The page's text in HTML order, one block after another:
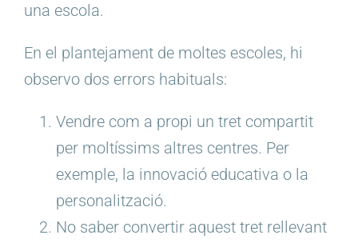
una escola.
En el plantejament de moltes escoles, hi
observo dos errors habituals:
Vendre com a propi un tret compartit
per moltíssims altres centres. Per
exemple, la innovació educativa o la
personalització.
No saber convertir aquest tret rellevant